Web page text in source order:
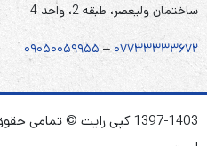
ساختمان ولیعصر، طبقه 2، واحد 4
۰۷۷۳۳۳۳۳۶۷۲ – ۰۹۰۵۰۰۵۹۹۵۵
1397-1403 کپی رایت © تمامی حقوق مادی و معنوی متعلق به